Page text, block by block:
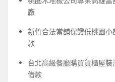
廠
新竹合法當舖保證低桃園
款
台北高級餐廳購買貨櫃屋
借款